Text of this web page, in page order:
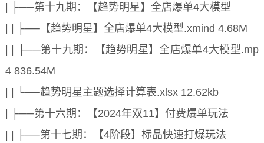
| ├──第十九期：【趋势明星】全店爆单4大模型
| | ├──【趋势明星】全店爆单4大模型.xmind 4.68M
| | ├──第十九期：【趋势明星】全店爆单4大模型.mp
4 836.54M
| | └──趋势明星主题选择计算表.xlsx 12.62kb
| ├──第十六期：【2024年双11】付费爆单玩法
| | ├──第十七期：【4阶段】标品快速打爆玩法